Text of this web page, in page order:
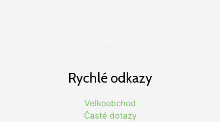
Rychlé odkazy
Velkoobchod
Časté dotazy